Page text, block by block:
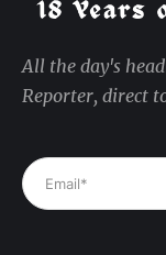
All the day's
Reporter, direct